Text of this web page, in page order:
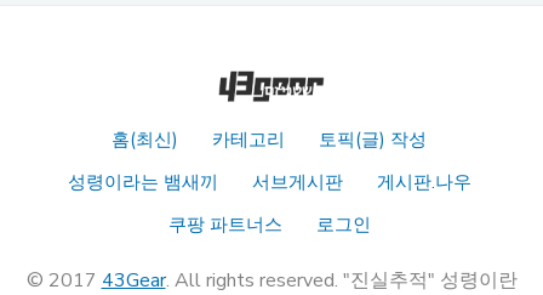
홈(최신) 카테고리
토픽(글) 작성
성령이라는 뱀새끼
서브게시판
게시판.나우
쿠팡 파트너스
로그인
© 2017 43Gear. All rights reserved. "진실추적" 성령이란